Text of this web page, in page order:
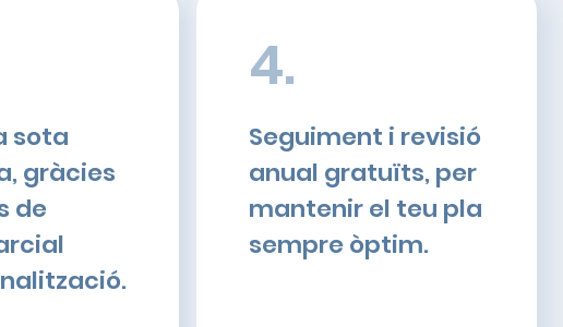
sota
gràcies
de
4.
Seguiment i revisió
anual gratuïts, per
mantenir el teu pla
sempre òptim.